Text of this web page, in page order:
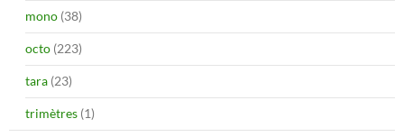
mono (38)
octo (223)
tara (23)
trimètres (1)